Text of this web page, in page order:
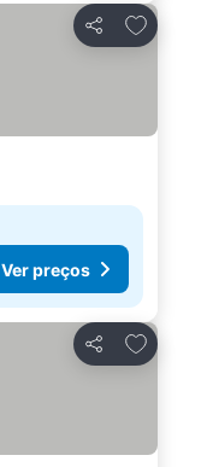
Partilhar
Ver preços
Partilhar